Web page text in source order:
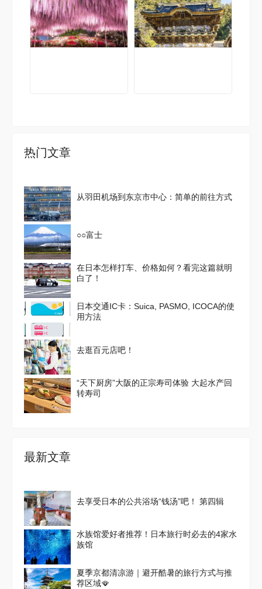
热门文章
从羽田机场到东京市中心：简单的前往方式
○○富士
在日本怎样打车、价格如何？看完这篇就明
白了！
日本交通IC卡：Suica, PASMO, ICOCA的使
用方法
去逛百元店吧！
“天下厨房”大阪的正宗寿司体验 大起水产回
转寿司
最新文章
去享受日本的公共浴场“钱汤”吧！ 第四辑
水族馆爱好者推荐！日本旅行时必去的4家水
族馆
夏季京都清凉游｜避开酷暑的旅行方式与推
荐区域🪭